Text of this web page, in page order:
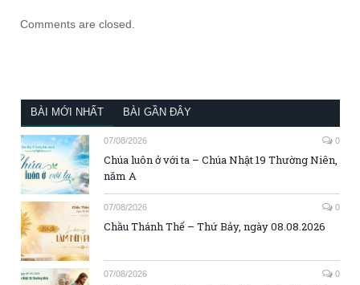
Comments are closed.
BÀI MỚI NHẤT BÀI GẦN ĐÂY
07/08/2026 0
Chúa luôn ở với ta – Chúa Nhật 19 Thường Niên,
năm A
07/08/2026 0
Chầu Thánh Thể – Thứ Bảy, ngày 08.08.2026
07/08/2026 0